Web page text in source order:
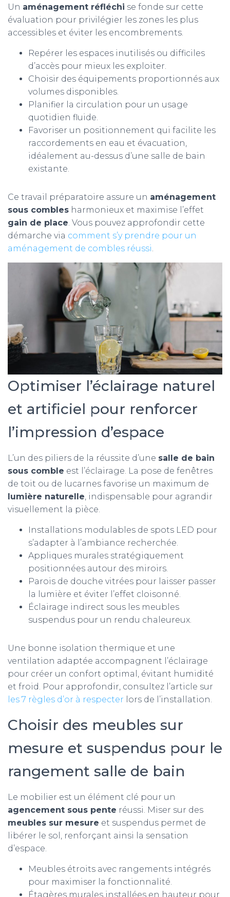
Un aménagement réfléchi se fonde sur cette
évaluation pour privilégier les zones les plus
accessibles et éviter les encombrements.
Repérer les espaces inutilisés ou difficiles
d’accès pour mieux les exploiter.
Choisir des équipements proportionnés aux
volumes disponibles.
Planifier la circulation pour un usage
quotidien fluide.
Favoriser un positionnement qui facilite les
raccordements en eau et évacuation,
idéalement au-dessus d’une salle de bain
existante.
Ce travail préparatoire assure un aménagement
sous combles harmonieux et maximise l’effet
gain de place. Vous pouvez approfondir cette
démarche via comment s’y prendre pour un
aménagement de combles réussi.
Optimiser l’éclairage naturel
et artificiel pour renforcer
l’impression d’espace
L’un des piliers de la réussite d’une salle de bain
sous comble est l’éclairage. La pose de fenêtres
de toit ou de lucarnes favorise un maximum de
lumière naturelle, indispensable pour agrandir
visuellement la pièce.
Installations modulables de spots LED pour
s’adapter à l’ambiance recherchée.
Appliques murales stratégiquement
positionnées autour des miroirs.
Parois de douche vitrées pour laisser passer
la lumière et éviter l’effet cloisonné.
Éclairage indirect sous les meubles
suspendus pour un rendu chaleureux.
Une bonne isolation thermique et une
ventilation adaptée accompagnent l’éclairage
pour créer un confort optimal, évitant humidité
et froid. Pour approfondir, consultez l’article sur
les 7 règles d’or à respecter lors de l’installation.
Choisir des meubles sur
mesure et suspendus pour le
rangement salle de bain
Le mobilier est un élément clé pour un
agencement sous pente réussi. Miser sur des
meubles sur mesure et suspendus permet de
libérer le sol, renforçant ainsi la sensation
d’espace.
Meubles étroits avec rangements intégrés
pour maximiser la fonctionnalité.
Étagères murales installées en hauteur pour